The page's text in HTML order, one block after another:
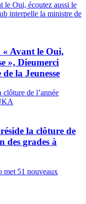
Avant le Oui,
», Dieumerci
la Jeunesse
la clôture de
des grades à